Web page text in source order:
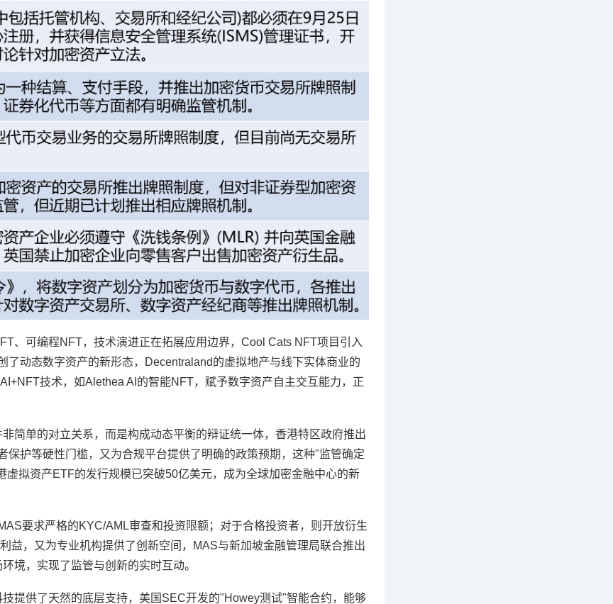
、可编程NFT，技术演进正在拓展应用边界，Cool Cats NFT项目引入
动态数字资产的新形态，Decentraland的虚拟地产与线下实体商业的
技术，如Alethea AI的智能NFT，赋予数字资产自主交互能力，正
简单的对立关系，而是构成动态平衡的辩证统一体，香港特区政府推出
护等硬性门槛，又为合规平台提供了明确的政策预期，这种"监管确定
拟资产ETF的发行规模已突破50亿美元，成为全球加密金融中心的新
要求严格的KYC/AML审查和投资限额；对于合格投资者，则开放衍生
益，又为专业机构提供了创新空间，MAS与新加坡金融管理局联合推出
境，实现了监管与创新的实时互动。
提供了天然的底层支持，美国SEC开发的"Howey测试"智能合约，能够